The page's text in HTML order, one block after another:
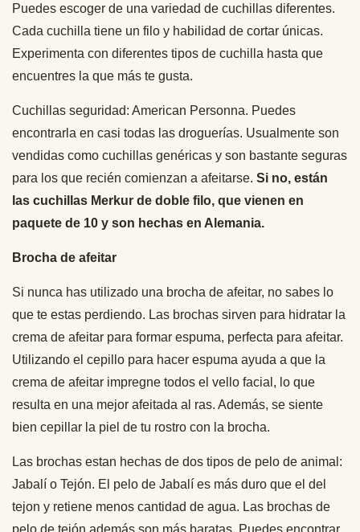
Puedes escoger de una variedad de cuchillas diferentes.
Cada cuchilla tiene un filo y habilidad de cortar únicas.
Experimenta con diferentes tipos de cuchilla hasta que
encuentres la que más te gusta.
Cuchillas seguridad: American Personna. Puedes
encontrarla en casi todas las droguerías. Usualmente son
vendidas como cuchillas genéricas y son bastante seguras
para los que recién comienzan a afeitarse. Si no, están
las cuchillas Merkur de doble filo, que vienen en
paquete de 10 y son hechas en Alemania.
Brocha de afeitar
Si nunca has utilizado una brocha de afeitar, no sabes lo
que te estas perdiendo. Las brochas sirven para hidratar la
crema de afeitar para formar espuma, perfecta para afeitar.
Utilizando el cepillo para hacer espuma ayuda a que la
crema de afeitar impregne todos el vello facial, lo que
resulta en una mejor afeitada al ras. Además, se siente
bien cepillar la piel de tu rostro con la brocha.
Las brochas estan hechas de dos tipos de pelo de animal:
Jabalí o Tejón. El pelo de Jabalí es más duro que el del
tejon y retiene menos cantidad de agua. Las brochas de
pelo de tejón además son más baratas. Puedes encontrar